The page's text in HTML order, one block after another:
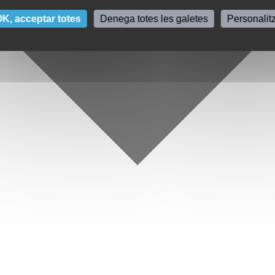
acceptar totes Denega totes les galetes